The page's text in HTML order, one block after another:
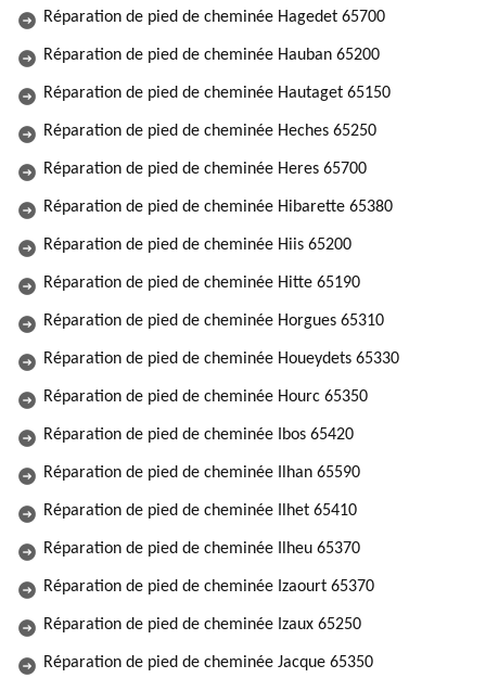
Réparation de pied de cheminée Hagedet 65700
Réparation de pied de cheminée Hauban 65200
Réparation de pied de cheminée Hautaget 65150
Réparation de pied de cheminée Heches 65250
Réparation de pied de cheminée Heres 65700
Réparation de pied de cheminée Hibarette 65380
Réparation de pied de cheminée Hiis 65200
Réparation de pied de cheminée Hitte 65190
Réparation de pied de cheminée Horgues 65310
Réparation de pied de cheminée Houeydets 65330
Réparation de pied de cheminée Hourc 65350
Réparation de pied de cheminée Ibos 65420
Réparation de pied de cheminée Ilhan 65590
Réparation de pied de cheminée Ilhet 65410
Réparation de pied de cheminée Ilheu 65370
Réparation de pied de cheminée Izaourt 65370
Réparation de pied de cheminée Izaux 65250
Réparation de pied de cheminée Jacque 65350